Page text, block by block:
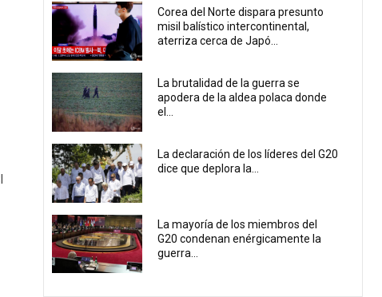
Corea del Norte dispara presunto
misil balístico intercontinental,
aterriza cerca de Japó...
La brutalidad de la guerra se
apodera de la aldea polaca donde
el...
La declaración de los líderes del G20
dice que deplora la...
La mayoría de los miembros del
G20 condenan enérgicamente la
guerra...